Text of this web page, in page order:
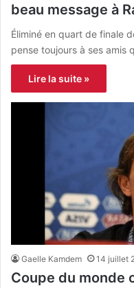
beau message à
Éliminé en quart de finale
pense toujours à ses amis
Lire la suite »
Gaelle Kamdem 14 juillet
Coupe du monde